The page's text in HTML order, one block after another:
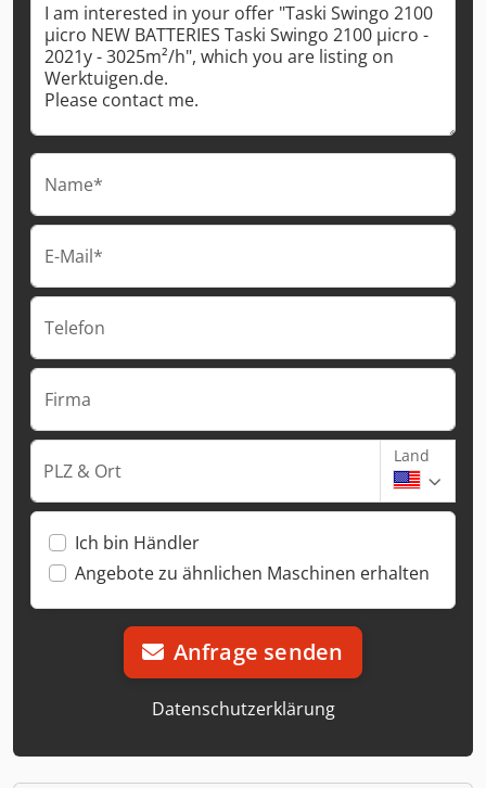
Name*
E-Mail*
Telefon
Firma
PLZ & Ort
Land
Ich bin Händler
Angebote zu ähnlichen Maschinen erhalten
Anfrage senden
Datenschutzerklärung